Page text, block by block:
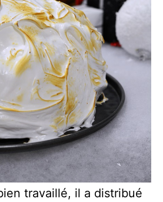
travaillé, il a distribué